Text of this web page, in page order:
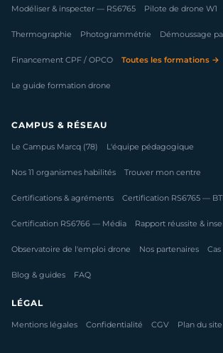
Modéliser & inspecter — RS6765 Pilote de drone W1
Thermographie Photogrammétrie Démoussage
Financement CPF / OPCO Toutes les formations →
Le guide formation drone
CAMPUS & RÉSEAU
Le Campus Marcq (78) L'équipe pédagogique
Nos 11 organismes habilités Trouver mon centre
Certifications & agréments Certification RS6765 —
Certification RS6766 — Média Rapport réussite &
Observatoire de l'emploi drone Nos partenaires
Blog & guides FAQ
LÉGAL
Mentions légales Confidentialité CGV Plan du site